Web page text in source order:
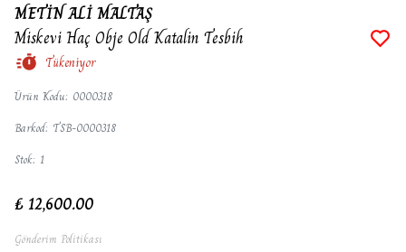
METİN ALİ MALTAŞ
Miskevi Haç Obje Old Katalin Tesbih
Tükeniyor
Ürün Kodu: 0000318
Barkod: TSB-0000318
Stok: 1
₺ 12,600.00
Gönderim Politikası